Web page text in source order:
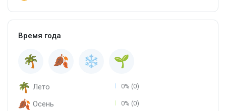
Время года
Лето 0% (0)
Осень 0% (0)